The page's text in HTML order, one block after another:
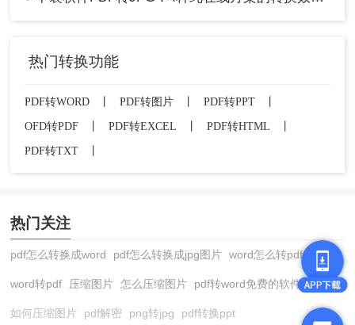
热门转换功能
PDF转WORD PDF转图片 PDF转PPT
OFD转PDF
PDF转EXCEL PDF转HTML
PDF转TXT
热门关注
pdf怎么转换成word pdf怎么转换成jpg图片 word怎么转pdf
word转pdf 压缩图片 怎么压缩图片 pdf转word免费的软件
如何压缩图片 pdf解密 png转jpg pdf转换ppt